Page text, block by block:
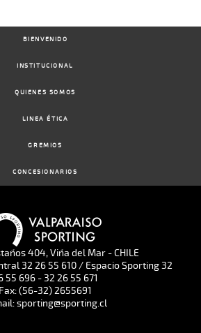
BIENVENIDO
INSTITUCIONAL
QUIENES SOMOS
LINEA ÉTICA
GREMIOS
CONCESIONARIOS
404, Viña del Mar - CHILE
32 26 55 610 / Espacio Sporting 32
55 696 - 32 26 55 671
Fax: (56-32) 2655691
sporting@sporting.cl